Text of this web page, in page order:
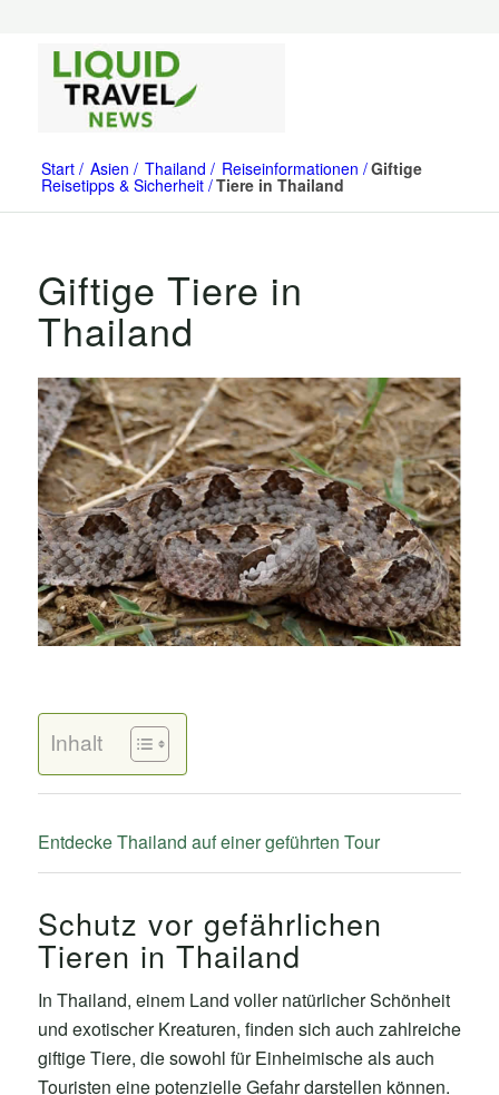
Start Asien Thailand Reiseinformationen
Reisetipps & Sicherheit
Giftige
Tiere in Thailand
Giftige Tiere in
Thailand
Inhalt
Entdecke Thailand auf einer geführten Tour
Schutz vor gefährlichen
Tieren in Thailand
In Thailand, einem Land voller natürlicher Schönheit
und exotischer Kreaturen, finden sich auch zahlreiche
giftige Tiere, die sowohl für Einheimische als auch
Touristen eine potenzielle Gefahr darstellen können.